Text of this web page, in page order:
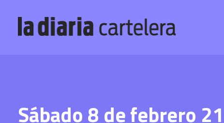
Sábado 8 de febrero